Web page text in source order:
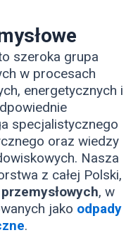
szeroka grupa
w procesach
energetycznych i
specjalistycznego
oraz wiedzy
Nasza
z całej Polski,
, w
jako odpady
.